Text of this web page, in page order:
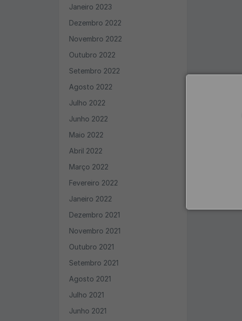
Janeiro 2023
Dezembro 2022
Novembro 2022
Outubro 2022
Setembro 2022
Agosto 2022
Julho 2022
Junho 2022
Maio 2022
Abril 2022
Março 2022
Fevereiro 2022
Janeiro 2022
Dezembro 2021
Novembro 2021
Outubro 2021
Setembro 2021
Agosto 2021
Julho 2021
Junho 2021